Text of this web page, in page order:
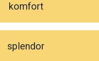
komfort
splendor